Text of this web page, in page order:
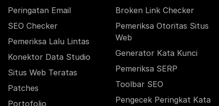
Peringatan Email
SEO Checker
Pemeriksa Lalu Lintas
Konektor Data Studio
Situs Web Teratas
Patches
Portofolio
Broken Link Checker
Pemeriksa Otoritas Situs
Web
Generator Kata Kunci
Pemeriksa SERP
Toolbar SEO
Pengecek Peringkat Kata